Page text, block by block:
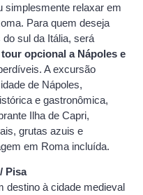
simplesmente relaxar em
Para quem deseja
sul da Itália, será
opcional a Nápoles e
A excursão
de Nápoles,
e gastronômica,
Ilha de Capri,
grutas azuis e
em Roma incluída.
Pisa
destino à cidade medieval